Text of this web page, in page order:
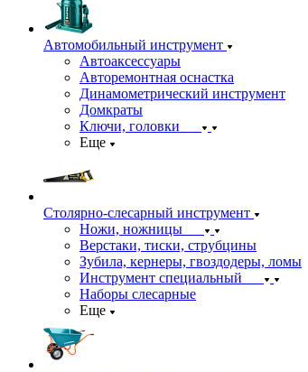
Автомобильный инструмент
Автоаксессуары
Авторемонтная оснастка
Динамометрический инструмент
Домкраты
Ключи, головки
Еще
Столярно-слесарный инструмент
Ножи, ножницы
Верстаки, тиски, струбцины
Зубила, кернеры, гвоздодеры, ломы
Инструмент специальный
Наборы слесарные
Еще